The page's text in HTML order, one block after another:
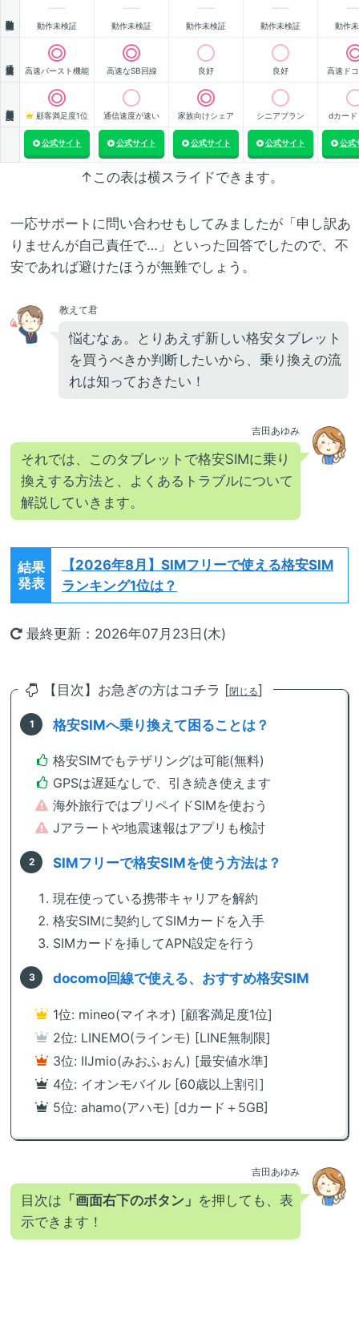
動作未検証 動作未検証 動作未検証 動作未検証 動作
高速バースト機能 高速なSB回線 良好 良好 高速ド
顧客満足度1位 通信速度が速い 家族向けシェア シニアプラン dカード
公式サイト 公式サイト 公式サイト 公式サイト 公式
↑この表は横スライドできます。
一応サポートに問い合わせもしてみましたが「申し訳あ
りませんが自己責任で…」といった回答でしたので、不
安であれば避けたほうが無難でしょう。
教えて君
悩むなぁ。とりあえず新しい格安タブレット
を買うべきか判断したいから、乗り換えの流
れは知っておきたい！
吉田あゆみ
それでは、このタブレットで格安SIMに乗り
換えする方法と、よくあるトラブルについて
解説していきます。
結果
発表
【2026年8月】 SIMフリーで使える格安SIM
ランキング1位は？
最終更新：2026年07月23日(木)
【目次】お急ぎの方はコチラ [閉じる]
格安SIMへ乗り換えて困ることは？
格安SIMでもテザリングは可能(無料)
GPSは遅延なしで、引き続き使えます
海外旅行ではプリペイドSIMを使おう
Jアラートや地震速報はアプリも検討
SIMフリーで格安SIMを使う方法は？
現在使っている携帯キャリアを解約
格安SIMに契約してSIMカードを入手
SIMカードを挿してAPN設定を行う
docomo回線で使える、おすすめ格安SIM
1位: mineo(マイネオ) [顧客満足度1位]
2位: LINEMO(ラインモ) [LINE無制限]
3位: IIJmio(みおふぉん) [最安値水準]
4位: イオンモバイル [60歳以上割引]
5位: ahamo(アハモ) [dカード＋5GB]
吉田あゆみ
目次は 「画面右下のボタン」 を押しても、表
示できます！